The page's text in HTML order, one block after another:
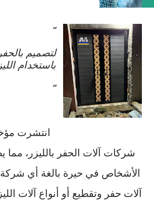
لتصميم
باستخدام
انتشرت
شركات آلات الحفر بالليزر، مما
الأشخاص في حيرة بالغة أي
آلات حفر وتقطيع أو أنواع آلات